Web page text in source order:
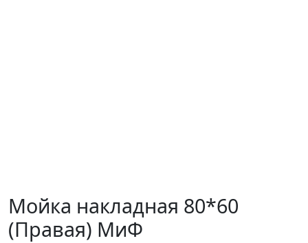
Мойка накладная 80*60
(Правая) МиФ